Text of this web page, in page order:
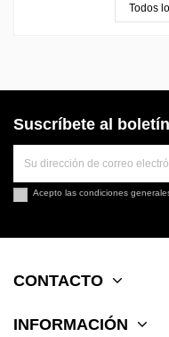
Todos
Suscríbete al
Acepto las condiciones
CONTACTO
INFORMACIÓN